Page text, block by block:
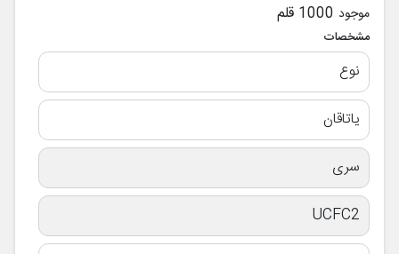
موجود 1000 قلم
مشخصات
نوع
یاتاقان
سری
UCFC2